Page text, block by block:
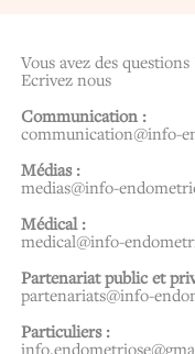
Vous avez des questions
Ecrivez nous
Communication :
communication@info-
Médias :
medias@info-
Médical :
medical@info-
Partenariat public et
partenariats@info-
Particuliers :